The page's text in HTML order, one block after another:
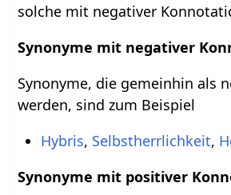
solche mit negativer
Synonyme mit negativer
Synonyme, die gemeinhin als
werden, sind zum Beispiel
Hybris, Selbstherrlichkeit,
Synonyme mit positiver